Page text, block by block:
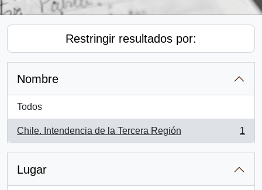
Restringir resultados por:
Nombre
Todos
Chile. Intendencia de la Tercera Región
, 1 resultados
1
Lugar